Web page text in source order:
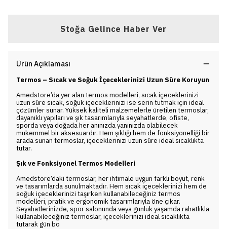
Stoğa Gelince Haber Ver
Ürün Açıklaması
Termos – Sıcak ve Soğuk İçeceklerinizi Uzun Süre Koruyun
Amedstore’da yer alan termos modelleri, sıcak içeceklerinizi
uzun süre sıcak, soğuk içeceklerinizi ise serin tutmak için ideal
çözümler sunar. Yüksek kaliteli malzemelerle üretilen termoslar,
dayanıklı yapıları ve şık tasarımlarıyla seyahatlerde, ofiste,
sporda veya doğada her anınızda yanınızda olabilecek
mükemmel bir aksesuardır. Hem şıklığı hem de fonksiyonelliği bir
arada sunan termoslar, içeceklerinizi uzun süre ideal sıcaklıkta
tutar.
Şık ve Fonksiyonel Termos Modelleri
Amedstore’daki termoslar, her ihtimale uygun farklı boyut, renk
ve tasarımlarda sunulmaktadır. Hem sıcak içeceklerinizi hem de
soğuk içeceklerinizi taşırken kullanabileceğiniz termos
modelleri, pratik ve ergonomik tasarımlarıyla öne çıkar.
Seyahatlerinizde, spor salonunda veya günlük yaşamda rahatlıkla
kullanabileceğiniz termoslar, içeceklerinizi ideal sıcaklıkta
tutarak gün bo